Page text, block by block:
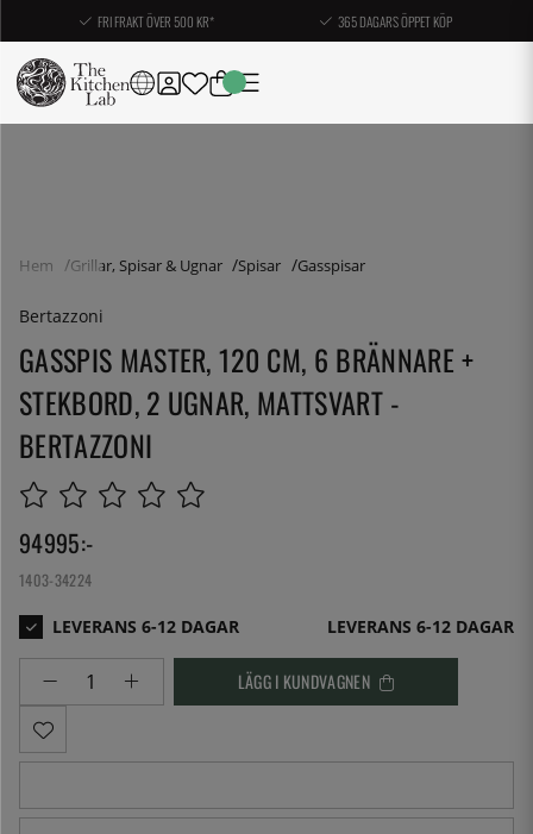
FRI FRAKT ÖVER 500 KR* 365 DAGARS ÖPPET KÖP
Hem Grillar, Spisar & Ugnar Spisar Gasspisar
Bertazzoni
GASSPIS MASTER, 120 CM, 6 BRÄNNARE +
STEKBORD, 2 UGNAR, MATTSVART -
BERTAZZONI
94995:-
1403-34224
LEVERANS 6-12 DAGAR
LÄGG I KUNDVAGNEN